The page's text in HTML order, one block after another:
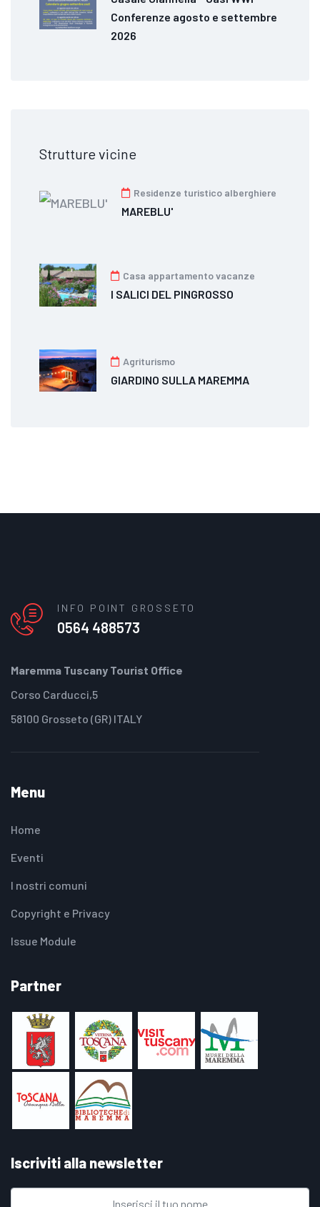
Conferenze agosto e settembre
2026
Strutture vicine
Residenze turistico alberghiere
MAREBLU'
Casa appartamento vacanze
I SALICI DEL PINGROSSO
Agriturismo
GIARDINO SULLA MAREMMA
INFO POINT GROSSETO
0564 488573
Maremma Tuscany Tourist Office
Corso Carducci,5
58100 Grosseto (GR) ITALY
Menu
Home
Eventi
I nostri comuni
Copyright e Privacy
Issue Module
Partner
Iscriviti alla newsletter